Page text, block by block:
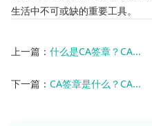
生活中不可或缺的重要工具。
上一篇： 什么是CA签章？CA...
下一篇： CA签章是什么？CA...